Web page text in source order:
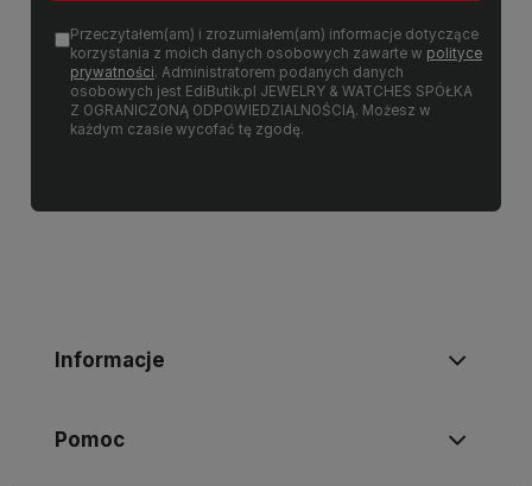
Przeczytałem(am) i zrozumiałem(am) informacje dotyczące
korzystania z moich danych osobowych zawarte w polityce
prywatności. Administratorem podanych danych
osobowych jest EdiButik.pl JEWELRY & WATCHES SPÓŁKA
Z OGRANICZONĄ ODPOWIEDZIALNOŚCIĄ. Możesz w
każdym czasie wycofać tę zgodę.
Informacje
Pomoc